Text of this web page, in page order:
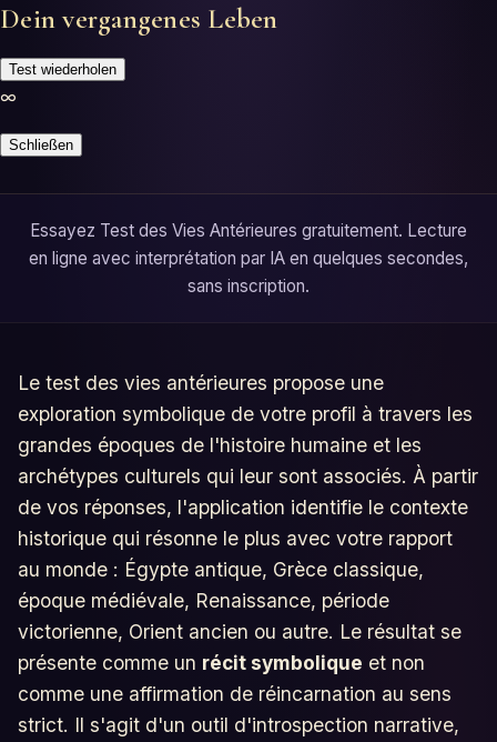
Glossaire
Dein vergangenes Leben
Test wiederholen
∞
Schließen
Essayez Test des Vies Antérieures gratuitement. Lecture
en ligne avec interprétation par IA en quelques secondes,
sans inscription.
Le test des vies antérieures propose une
exploration symbolique de votre profil à travers les
grandes époques de l'histoire humaine et les
archétypes culturels qui leur sont associés. À partir
de vos réponses, l'application identifie le contexte
historique qui résonne le plus avec votre rapport
au monde : Égypte antique, Grèce classique,
époque médiévale, Renaissance, période
victorienne, Orient ancien ou autre. Le résultat se
présente comme un récit symbolique et non
comme une affirmation de réincarnation au sens
strict. Il s'agit d'un outil d'introspection narrative,